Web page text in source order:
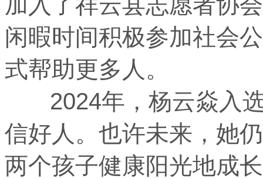
闲暇时间积极参加社会
式帮助更多人。
2024年，杨云焱入选
信好人。也许未来，她
两个孩子健康阳光地成